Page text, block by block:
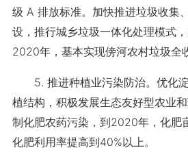
级 A 排放标准。加快推进垃圾收集
设，推行城乡垃圾一体化处理模式
2020年，基本实现傍河农村垃圾全
5. 推进种植业污染防治。优化淀
植结构，积极发展生态友好型农业
制化肥农药污染，到2020年，化肥
化肥利用率提高到40%以上。